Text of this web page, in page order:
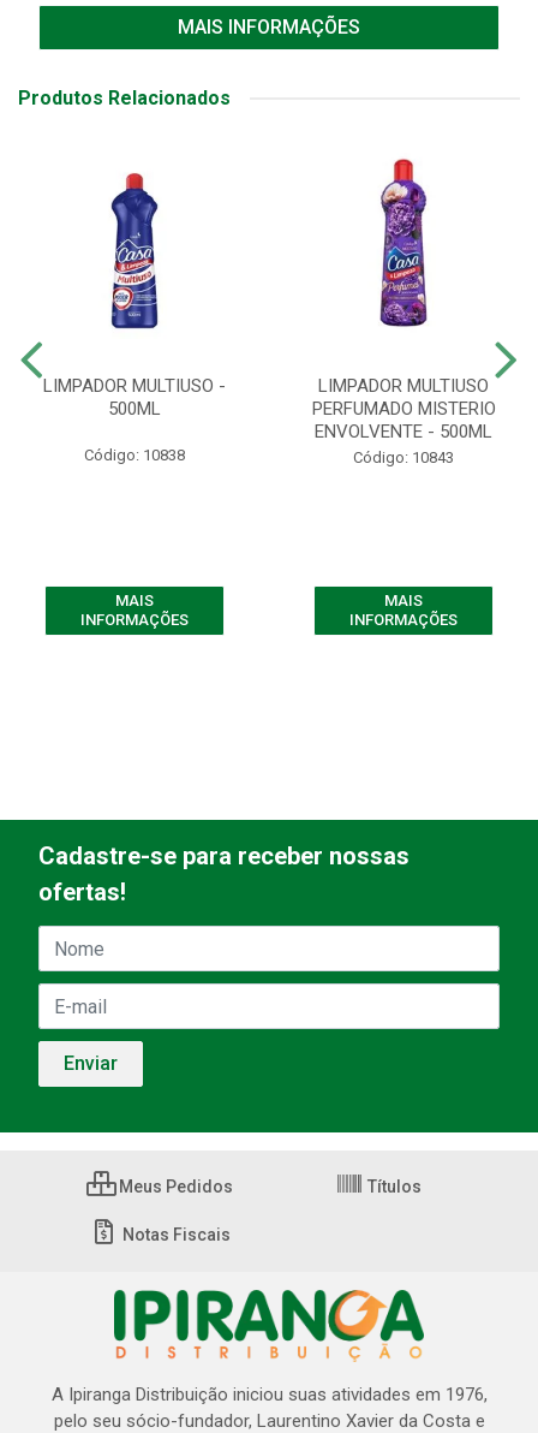
MAIS INFORMAÇÕES
Produtos Relacionados
LIMPADOR MULTIUSO -
500ML
Código: 10838
MAIS
INFORMAÇÕES
LIMPADOR MULTIUSO
PERFUMADO MISTERIO
ENVOLVENTE - 500ML
Código: 10843
MAIS
INFORMAÇÕES
Cadastre-se para receber nossas
ofertas!
Meus Pedidos Títulos
Notas Fiscais
A Ipiranga Distribuição iniciou suas atividades em 1976,
pelo seu sócio-fundador, Laurentino Xavier da Costa e